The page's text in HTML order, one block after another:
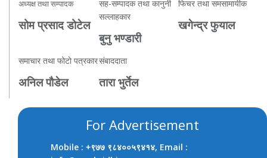
अध्यक्ष तथा सम्पादक
सोम प्रसाद डोटेल
सह-सम्पादक तथा कानुनी
सल्लाहकार
बुनु भण्डारी
फिचर तथा समसामायीक
खगेन्द्र फुयाल
समाचार तथा फोटो पत्रकार
अनिल पौडेल
संबाददाता
तारा भुर्तेल
For Advertisement
Mobile : +९७७ ९८४००५९४१४, Email :